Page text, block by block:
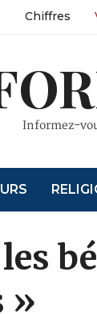
Chiffres
Informez-
»